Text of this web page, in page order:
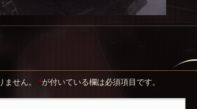
ません。 *が付いている欄は必須項目です。